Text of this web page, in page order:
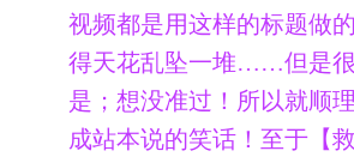
视频都是用这样的标题做
得天花乱坠一堆……但是
是；想没准过！所以就顺
成站本说的笑话！至于【